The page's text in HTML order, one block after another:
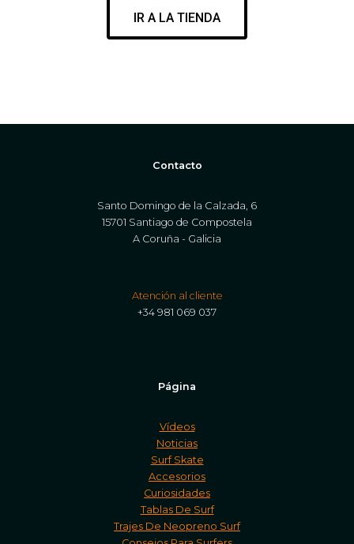
IR A LA TIENDA
Contacto
Santo Domingo de la Calzada, 6
15701 Santiago de Compostela
A Coruña - Galicia
Atención al cliente
+34 981 069 037
Página
Vídeos
Noticias
Surf Skate
Accesorios
Curiosidades
Tablas De Surf
Trajes De Neopreno Surf